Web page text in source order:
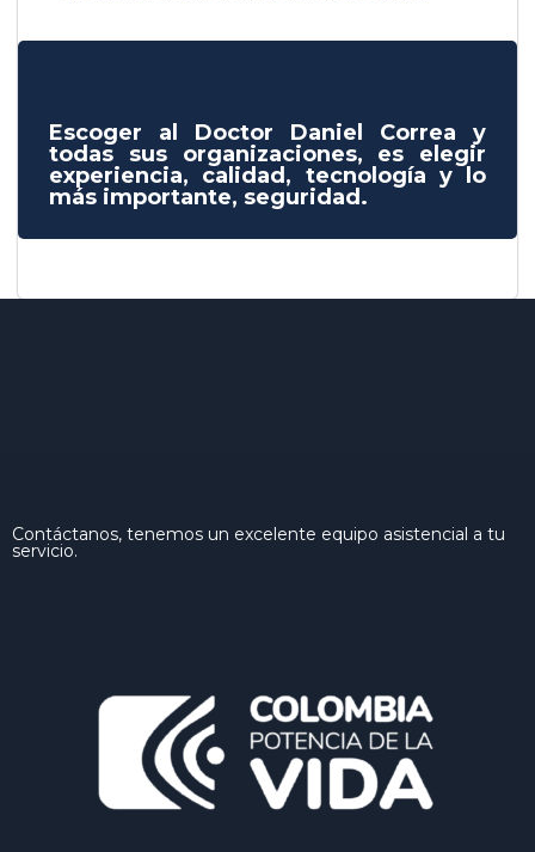
Escoger al Doctor Daniel Correa y
todas sus organizaciones, es elegir
experiencia, calidad, tecnología y lo
más importante, seguridad.
Contáctanos, tenemos un excelente equipo asistencial a tu
servicio.